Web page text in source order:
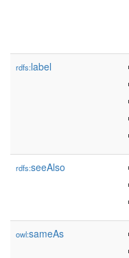
rdfs:label
rdfs:seeAlso
owl:sameAs